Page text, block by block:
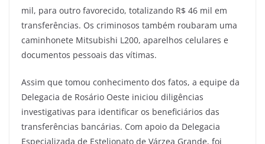
mil, para outro favorecido, totalizando R$ 46 mil em
transferências. Os criminosos também roubaram uma
caminhonete Mitsubishi L200, aparelhos celulares e
documentos pessoais das vítimas.
Assim que tomou conhecimento dos fatos, a equipe da
Delegacia de Rosário Oeste iniciou diligências
investigativas para identificar os beneficiários das
transferências bancárias. Com apoio da Delegacia
Especializada de Estelionato de Várzea Grande, foi